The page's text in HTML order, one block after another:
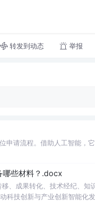
转发到动态 举报
申请流程。借助人工智能，
哪些材料？.docx
、成果转化、技术经纪、知
科技创新与产业创新智能化发